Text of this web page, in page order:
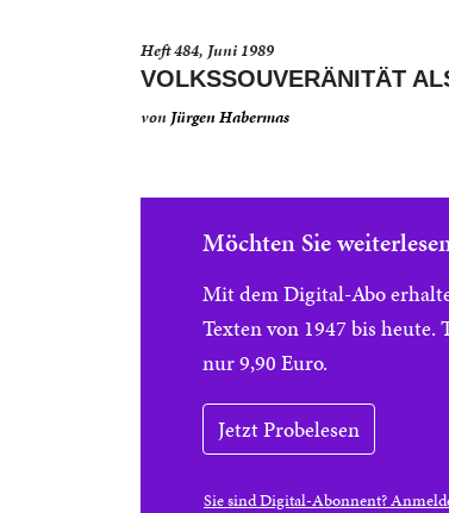
Heft 484, Juni 1989
VOLKSSOUVERÄNITÄT
von Jürgen Habermas
Möchten Sie
Mit dem Digital-Abo
Texten von 1947 bis
nur 9,90 Euro.
Jetzt Probelesen
Sie sind Digital-Abonnent?